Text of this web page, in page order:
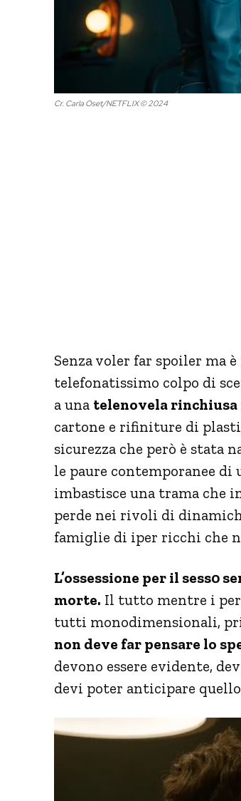
Cr. Carla Oset/NETFLIX © 2024
Senza voler far spoiler ma
telefonatissimo colpo di
a una telenovela
cartone e rifiniture di
sicurezza che però è stata
le paure contemporanee di
imbastisce una trama che
perde nei rivoli di
famiglie di iper ricchi che
L’ossessione per il sess0
morte. Il tutto mentre i
tutti monodimensionali,
non deve far pensare lo
devono essere evidente,
devi poter anticipare quello